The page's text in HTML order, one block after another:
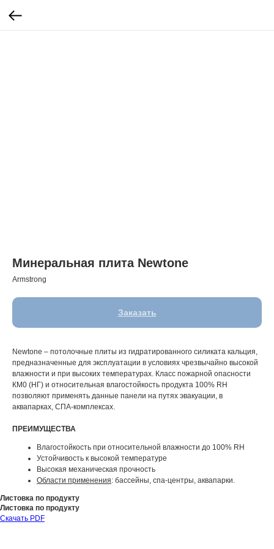
Минеральная плита Newtone
Armstrong
Заказать
Newtone – потолочные плиты из гидратированного силиката кальция,
предназначенные для эксплуатации в условиях чрезвычайно высокой
влажности и при высоких температурах. Класс пожарной опасности
КМ0 (НГ) и относительная влагостойкость продукта 100% RH
позволяют применять данные панели на путях эвакуации, в
аквапарках, СПА-комплексах.
ПРЕИМУЩЕСТВА
Влагостойкость при относительной влажности до 100% RH
Устойчивость к высокой температуре
Высокая механическая прочность
Области применения: бассейны, спа-центры, аквапарки.
Листовка по продукту
Листовка по продукту
Скачать PDF